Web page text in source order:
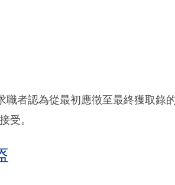
者認為從最初應徵至最終獲取錄
受。